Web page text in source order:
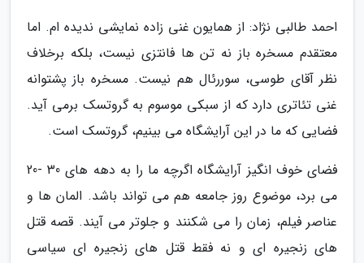
احمد طالبی نژاد: از همایون غنی زاده نمایشی ندیده ام. اما
معتقدم مسخره باز نه تن ها فانتزی نیست، بلکه برخلاف
نظر آقای طوسی، سوررئال هم نیست. مسخره باز پشتوانه
غنی تئاتری دارد که از سبکی موسوم به گروتسک برمی آید.
فضایی که ما در این آرایشگاه می بینیم، گروتسک است.
فضای خوف انگیز آرایشگاه اگرچه ما را به دهه های 30 -20
می برد، موضوع روز جامعه هم می تواند باشد. المان ها و
عناصر فیلم، زمان را می شکنند و جلوتر می آیند. قصه قتل
های زنجیره ای و نه فقط قتل های زنجیره ای سیاسی